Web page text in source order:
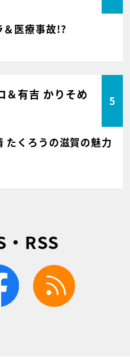
医療事故!?
＆有吉 かりそめ
5
たくろうの滋賀の魅力
・RSS
facebook